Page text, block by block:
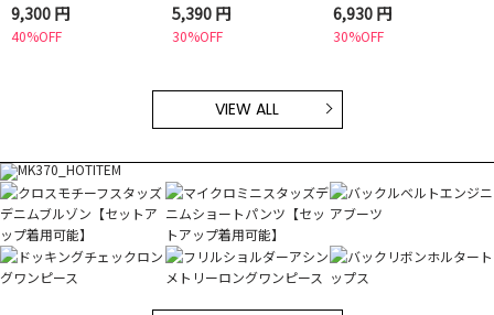
9,300 円
40%OFF
5,390 円
30%OFF
6,930 円
30%OFF
VIEW ALL